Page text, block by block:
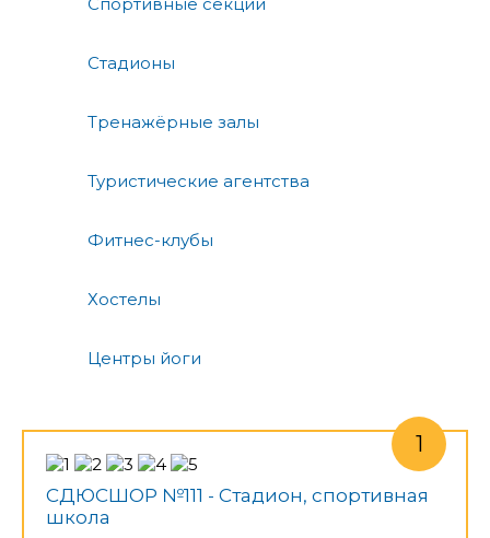
Стадионы
Тренажёрные залы
Туристические агентства
Фитнес-клубы
Хостелы
Центры йоги
СДЮСШОР №111 - Стадион, спортивная
школа